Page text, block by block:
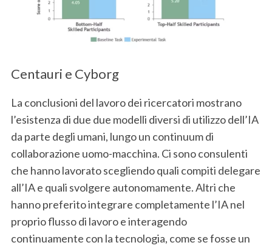
Centauri e Cyborg
La conclusioni del lavoro dei ricercatori mostrano
l’esistenza di due due modelli diversi di utilizzo dell’IA
da parte degli umani, lungo un continuum di
collaborazione uomo-macchina. Ci sono consulenti
che hanno lavorato scegliendo quali compiti delegare
all’IA e quali svolgere autonomamente. Altri che
hanno preferito integrare completamente l’IA nel
proprio flusso di lavoro e interagendo
continuamente con la tecnologia, come se fosse un